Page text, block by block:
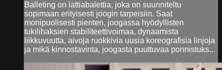
Balleting on lattiabalettia, joka on suunniteltu
sopimaan erityisesti joogin tarpeisiin. Saat
monipuolisesti pienten, joogassa hyödyllisten
tukilihaksien stabiliteettivoimaa, dynaamista
liikkuvuutta, aivoja ruokkivia uusia koreografisia linjoja
ja mikä kinnostavinta, joogasta puuttuvaa ponnistuks...